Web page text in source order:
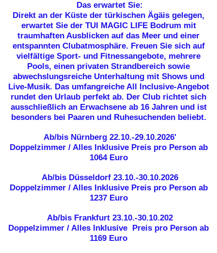
Das erwartet Sie:
Direkt an der Küste der türkischen Ägäis gelegen,
erwartet Sie der TUI MAGIC LIFE Bodrum mit
traumhaften Ausblicken auf das Meer und einer
entspannten Clubatmosphäre. Freuen Sie sich auf
vielfältige Sport- und Fitnessangebote, mehrere
Pools, einen privaten Strandbereich sowie
abwechslungsreiche Unterhaltung mit Shows und
Live-Musik. Das umfangreiche All Inclusive-Angebot
rundet den Urlaub perfekt ab. Der Club richtet sich
ausschließlich an Erwachsene ab 16 Jahren und ist
besonders bei Paaren und Ruhesuchenden beliebt.
Ab/bis Nürnberg 22.10.-29.10.2026'
Doppelzimmer / Alles Inklusive Preis pro Person ab
1064 Euro
Ab/bis Düsseldorf 23.10.-30.10.2026
Doppelzimmer / Alles Inklusive Preis pro Person ab
1237 Euro
Ab/bis Frankfurt 23.10.-30.10.202
Doppelzimmer / Alles Inklusive
Preis pro Person ab
1169 Euro